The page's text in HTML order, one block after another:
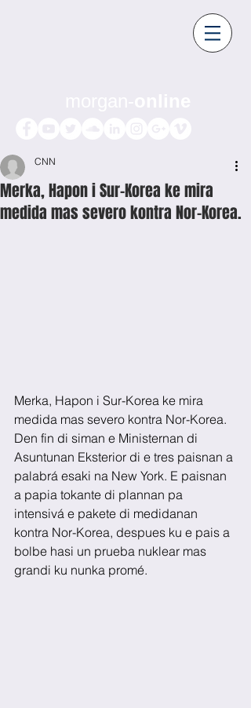
Merka, Hapon i Sur-Korea ke mira
medida mas severo kontra Nor-Korea.
CNN
Merka, Hapon i Sur-Korea ke mira
medida mas severo kontra Nor-Korea.
Den fin di siman e Ministernan di
Asuntunan Eksterior di e tres paisnan a
palabrá esaki na New York. E paisnan
a papia tokante di plannan pa
intensivá e pakete di medidanan
kontra Nor-Korea, despues ku e pais a
bolbe hasi un prueba nuklear mas
grandi ku nunka promé.